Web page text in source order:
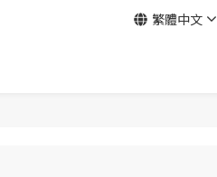
繁體中文